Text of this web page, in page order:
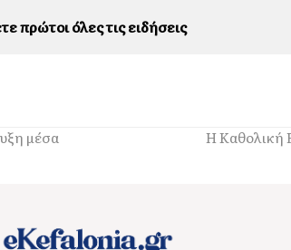
πρώτοι όλες τις ειδήσεις
μέσα
Η Καθολική